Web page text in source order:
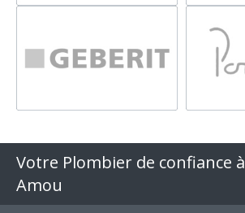
Votre Plombier de confiance à
Amou